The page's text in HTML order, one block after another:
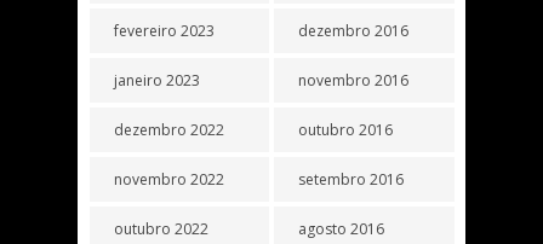
fevereiro 2023
janeiro 2023
dezembro 2022
novembro 2022
outubro 2022
dezembro 2016
novembro 2016
outubro 2016
setembro 2016
agosto 2016